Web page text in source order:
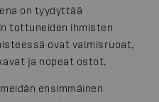
on tyydyttää
tottuneiden ihmisten
ovat valmisruoat,
ja nopeat ostot.
ensimmäinen